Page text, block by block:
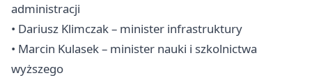
administracji
• Dariusz Klimczak – minister infrastruktury
• Marcin Kulasek – minister nauki i szkolnictwa
wyższego